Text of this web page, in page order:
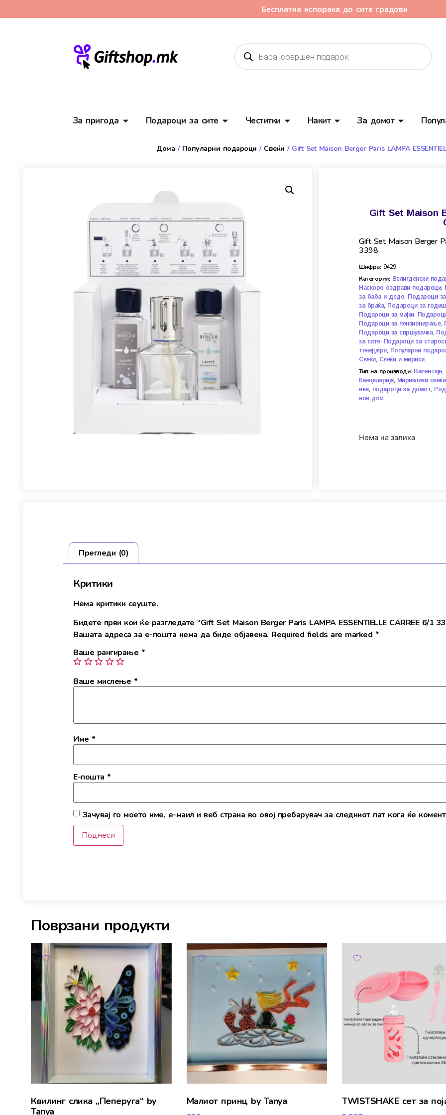
Бесплатна испорака до сите градови
За пригода Подароци за сите Честитки Накит За домот
Дома / Популарни подароци / Свеќи / Gift Set Maison Berger Paris LAMPA
Gift Set Maison
Gift Set Maison Berger
3398
Шифра: 9429
Категории: Велигденски
Наскоро оздрави подароци,
за баба и дедо, Подароци
за браќа, Подароци за
Подароци за мајки,
Подароци за пензионирање,
Подароци за свршувачка,
за сите, Подароци за
тинејџери, Популарни
Свеќи, Свеќи и мириси
Тип на производи: Валентајн,
Канцеларија, Миризливи свеќи
неа, подароци за домот,
нов дом
Нема на залиха
Прегледи (0)
Критики
Нема критики сеуште.
Бидете први кои ќе разгледате “Gift Set Maison Berger Paris LAMPA ESSENTIELLE CARREE 6/1
Вашата адреса за е-пошта нема да биде објавена. Required fields are marked *
Ваше рангирање *
Ваше мислење *
Име *
Е-пошта *
Зачувај го моето име, е-маил и веб страна во овој пребарувач за следниот пат кога ќе
Поврзани продукти
Квилинг слика „Пеперуга“ by
Tanya
Малиот принц by Tanya TWISTSHAKE сет за